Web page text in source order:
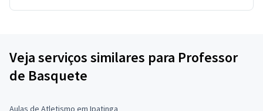
Veja serviços similares para Professor
de Basquete
Aulas de Atletismo em Ipatinga